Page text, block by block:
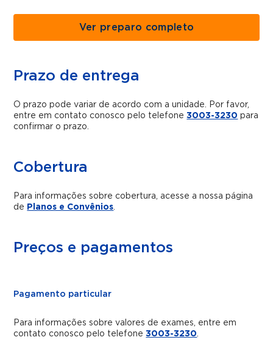
Ver preparo completo
Prazo de entrega
O prazo pode variar de acordo com a unidade. Por favor,
entre em contato conosco pelo telefone3003-3230 para
confirmar o prazo.
Cobertura
Para informações sobre cobertura, acesse a nossa página
de Planos e Convênios.
Preços e pagamentos
Pagamento particular
Para informações sobre valores de exames, entre em
contato conosco pelo telefone3003-3230.